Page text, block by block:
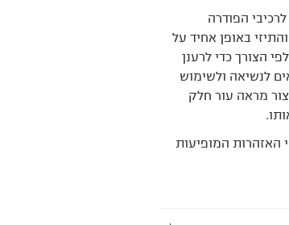
הפודרה
באופן אחיד על
מחדש לפי הצורך כדי לרענן
לנשיאה ולשימוש
מראה עור חלק
המופיעות